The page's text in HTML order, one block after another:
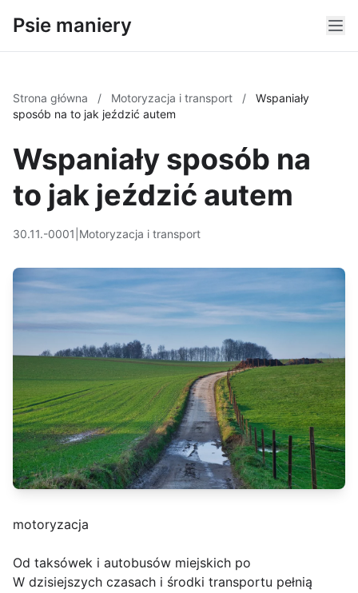
Psie maniery
Strona główna / Motoryzacja i transport /
Wspaniały
sposób na to jak jeździć autem
Wspaniały sposób na
to jak jeździć autem
30.11.-0001 Motoryzacja i transport
motoryzacja
Od taksówek i autobusów miejskich po
W dzisiejszych czasach i środki transportu pełnią